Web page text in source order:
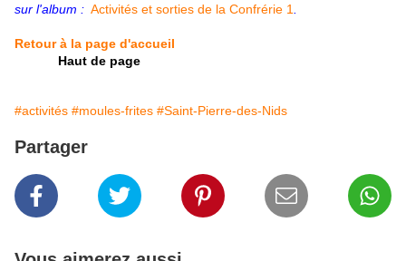
sur l'album : Activités et sorties de la Confrérie 1
Retour à la page d'accueil
Haut de page
#activités #moules-frites #Saint-Pierre-des-Nids
Partager